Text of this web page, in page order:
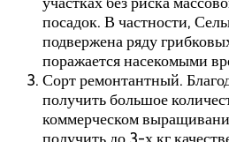
посадок. В частности,
подвержена ряду
поражается насекомыми
Сорт ремонтантный.
получить большое
коммерческом